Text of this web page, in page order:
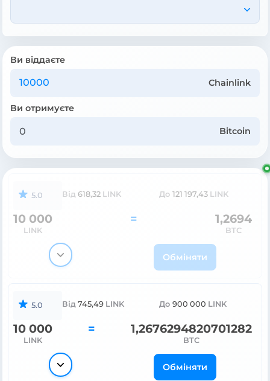
Ви віддаєте
Chainlink
Ви отримуєте
Bitcoin
5.0 Від 618,32 LINK До 121 197,43 LINK
10 000
LINK
= 1,2694
BTC
Обміняти
5.0 Від 745,49 LINK До 900 000 LINK
10 000
LINK
= 1,2676294820701282
BTC
Обміняти